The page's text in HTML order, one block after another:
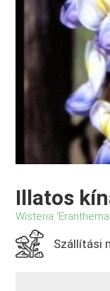
Illatos
Wisteria 'Eranthema'
Szállítási